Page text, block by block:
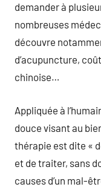
demander à
nombreuses
découvre
d’acupuncture,
chinoise…
Appliquée à
douce visant au
thérapie est dite «
et de traiter, sans
causes d’un mal-